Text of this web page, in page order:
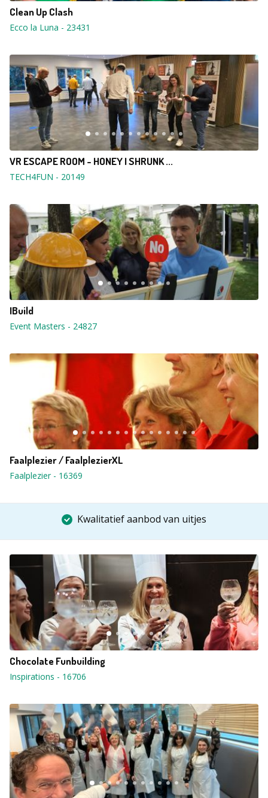
Clean Up Clash
Ecco la Luna - 23431
VR ESCAPE ROOM - HONEY I SHRUNK ...
TECH4FUN - 20149
IBuild
Event Masters - 24827
Faalplezier / FaalplezierXL
Faalplezier- 16369
Kwalitatief aanbod van uitjes
Chocolate Funbuilding
Inspirations - 16706